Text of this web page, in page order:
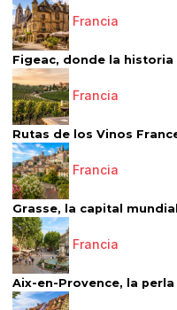
Francia
Figeac, donde la historia
Francia
Rutas de los Vinos
Francia
Grasse, la capital
Francia
Aix-en-Provence, la